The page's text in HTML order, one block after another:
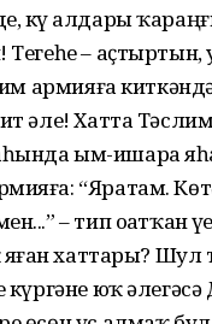
күҙ алдары
– аҫтыртын,
армияға
әле! Хатта
ым-ишара
“Яратам.
– тип оҙатҡан
яҙған хаттары?
күргәне юҡ